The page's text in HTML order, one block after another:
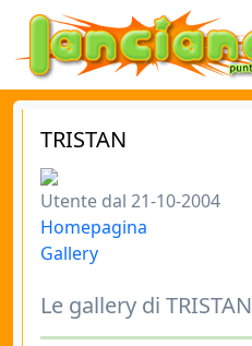
TRISTAN
Utente dal 21-10-2004
Homepagina
Gallery
Le gallery di TRISTAN